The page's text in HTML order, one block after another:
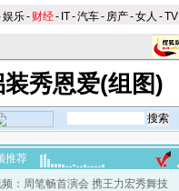
娱乐- 财经- IT-汽车- 房产-女人 -TV
秀恩爱(组图)
推荐
：周笔畅首演会 携王力宏秀舞技